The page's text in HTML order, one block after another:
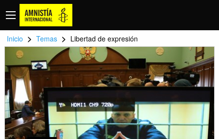
Inicio > Temas > Libertad de expresión